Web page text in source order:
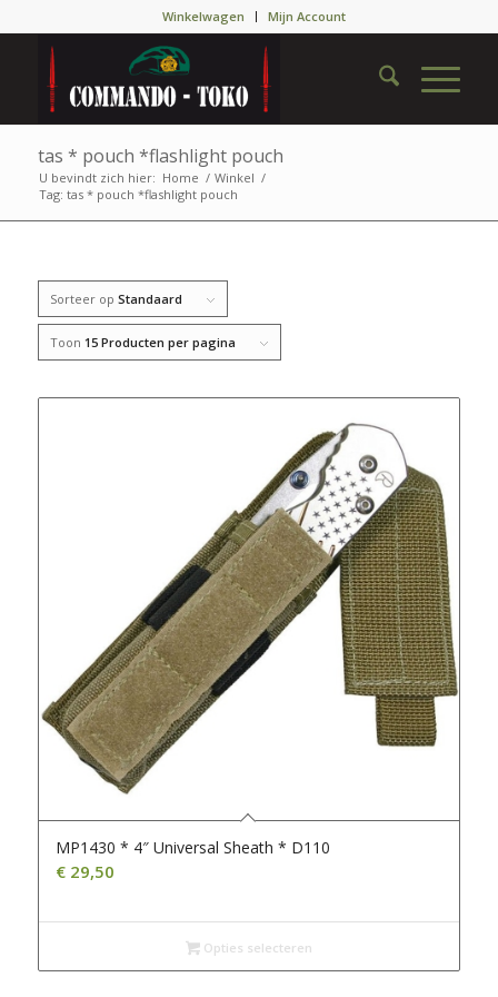
Winkelwagen Mijn Account
tas * pouch *flashlight pouch
U bevindt zich hier: Home / Winkel /
Tag: tas * pouch *flashlight pouch
Sorteer op Standaard
Toon 15 Producten per pagina
MP1430 * 4″ Universal Sheath * D110
€29,50
Opties selecteren